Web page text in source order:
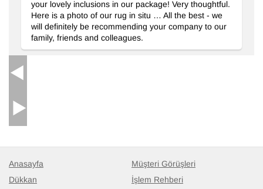
your lovely inclusions in our package! Very thoughtful.
Here is a photo of our rug in situ … All the best - we
will definitely be recommending your company to our
family, friends and colleagues.
Anasayfa
Dükkan
Müşteri Görüşleri
İşlem Rehberi